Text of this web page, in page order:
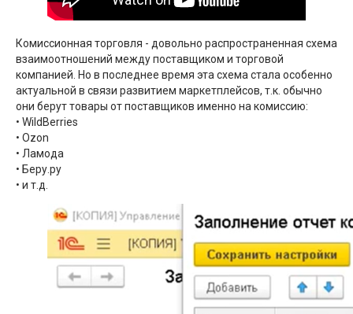
Комиссионная торговля - довольно распространенная схема
взаимоотношений между поставщиком и торговой
компанией. Но в последнее время эта схема стала особенно
актуальной в связи развитием маркетплейсов, т.к. обычно
они берут товары от поставщиков именно на комиссию:
• WildBerries
• Ozon
• Ламода
• Беру.ру
• и т.д.